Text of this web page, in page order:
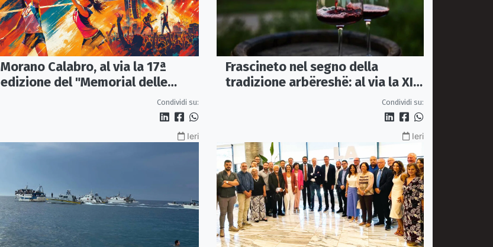
Morano Calabro, al via la 17ª
edizione del "Memorial delle
Condividi su:
Frascineto nel segno della
tradizione arbëreshë: al via la XII
edizione della Festa del VinoCondividi su:
Ieri Ieri